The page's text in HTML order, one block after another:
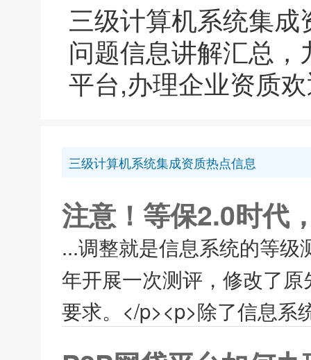
三级计算机系统集
问题信息讲解汇总
平台,办理企业资质
三级计算机系统集成资质热点信息
注意！等保2.0时代
...调整就是信息系统的等
年开展一次测评，修改了
要求。</p><p>除了信息系